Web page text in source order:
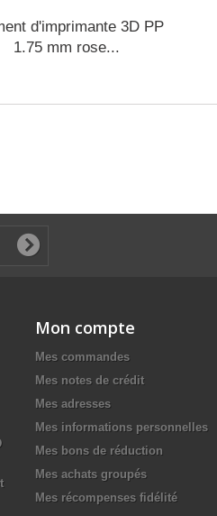
d'imprimante 3D PP
1.75 mm rose...
Mon compte
Mes commandes
Mes notes de crédit
Mes adresses
Mes informations personnelles
Mes bons de réduction
Mes achats groupés
Mes récompenses fidélité